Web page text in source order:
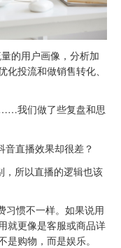
的用户画像，分析加
投流和做销售转化、
我们做了些复盘和思
音直播效果却很差？
，所以直播的逻辑也该
习惯不一样。如果说用
就更像是客服或商品详
购物，而是娱乐。